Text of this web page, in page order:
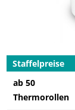
Staffelpreise
ab 50
Thermorollen